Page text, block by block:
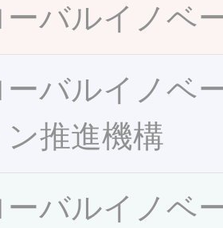
ーバルイノベ
ーバルイノベ
ン推進機構
ーバルイノベ